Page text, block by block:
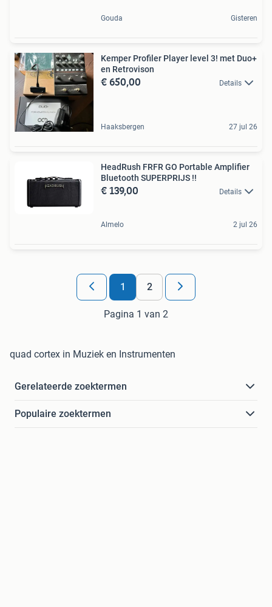
Gouda Gisteren
Kemper Profiler Player level 3! met Duo+
en Retrovison
€ 650,00 Details
Haaksbergen 27 jul 26
HeadRush FRFR GO Portable Amplifier
Bluetooth SUPERPRIJS !!
€ 139,00 Details
Almelo 2 jul 26
1 2
Pagina 1 van 2
quad cortex in Muziek en Instrumenten
Gerelateerde zoektermen
Populaire zoektermen